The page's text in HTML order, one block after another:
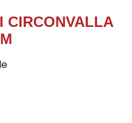
CIRCONVALLA